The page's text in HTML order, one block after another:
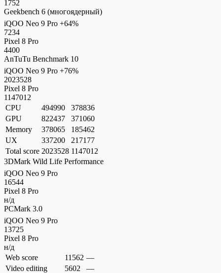
1752
Geekbench 6 (многоядерный)
iQOO Neo 9 Pro +64%
7234
Pixel 8 Pro
4400
AnTuTu Benchmark 10
iQOO Neo 9 Pro +76%
2023528
Pixel 8 Pro
1147012
CPU
494990
378836
GPU
822437
371060
Memory
378065
185462
UX
337200
217177
Total score 2023528 1147012
3DMark Wild Life Performance
iQOO Neo 9 Pro
16544
Pixel 8 Pro
н/д
PCMark 3.0
iQOO Neo 9 Pro
13725
Pixel 8 Pro
н/д
Web score
11562 —
Video editing
5602
—